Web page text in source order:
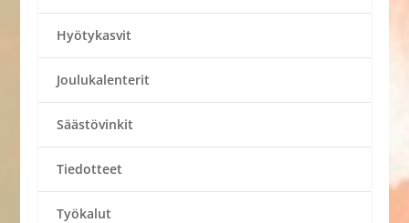
Hyötykasvit
Joulukalenterit
Säästövinkit
Tiedotteet
Työkalut